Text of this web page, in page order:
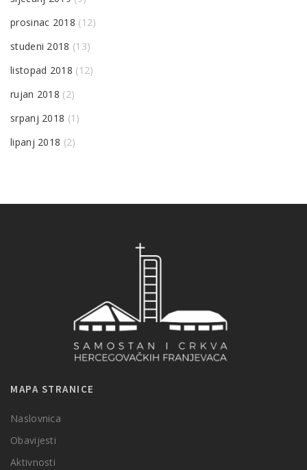
prosinac 2018 (12)
studeni 2018 (13)
listopad 2018 (12)
rujan 2018 (2)
srpanj 2018 (1)
lipanj 2018 (2)
MAPA STRANICE
Naslovnica
Obavijesti
Aktivnosti